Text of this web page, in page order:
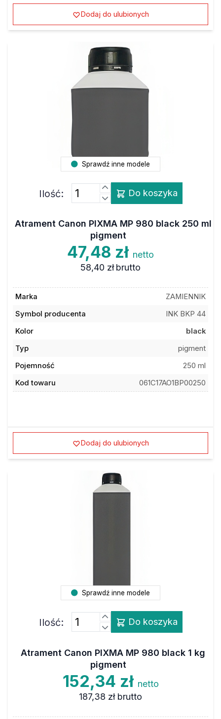
Dodaj do ulubionych
Sprawdź inne modele
Ilość: Do koszyka
Atrament Canon PIXMA MP 980 black 250 ml
pigment
47,48 zł netto
58,40 zł brutto
Marka
ZAMIENNIK
Symbol producenta
INK BKP 44
Kolor
black
Typ
pigment
Pojemność
250 ml
Kod towaru
061C17AO1BP00250
Dodaj do ulubionych
Sprawdź inne modele
Ilość: Do koszyka
Atrament Canon PIXMA MP 980 black 1 kg
pigment
152,34 zł netto
187,38 zł brutto